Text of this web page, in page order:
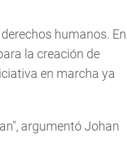
humanos. En
la creación de
en marcha ya
argumentó Johan